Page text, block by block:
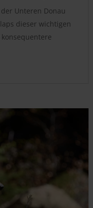
Unteren Donau
dieser wichtigen